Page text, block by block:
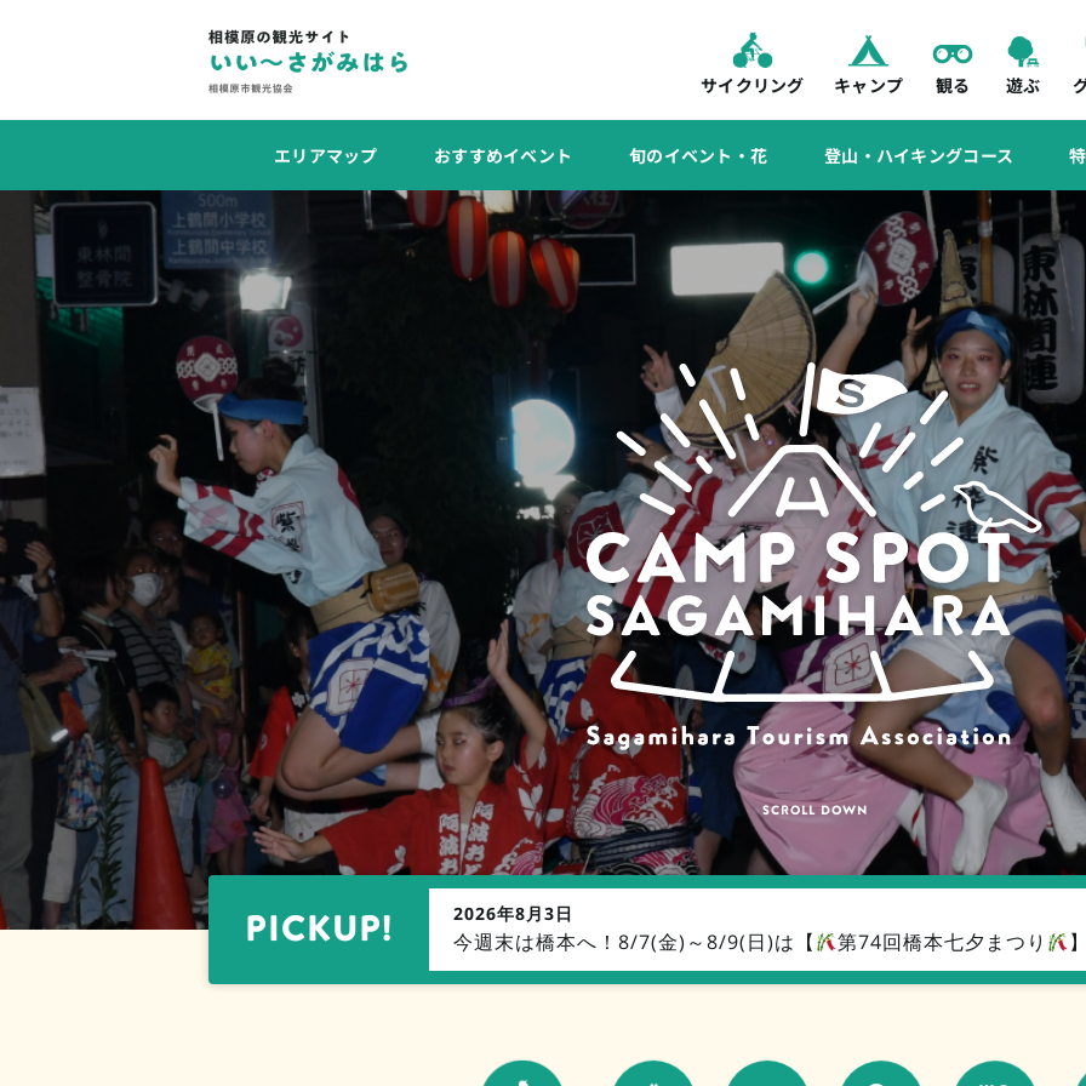
サイクリング キャンプ 観る 遊ぶ
エリアマップ おすすめイベント 旬のイベント・花 登山・ハイキングコース
SCROLL DOWN
SCROLL DOWN
SCROLL DOWN
PICKUP! 2026年8月3日
今週末は橋本へ！8/7(金)～8/9(日)は【 第74回橋本七夕まつり
＼CLICK!／